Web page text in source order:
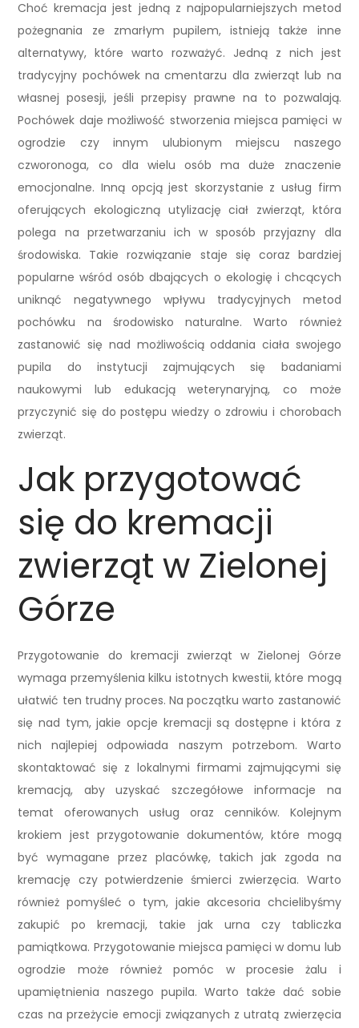
Choć kremacja jest jedną z najpopularniejszych metod
pożegnania ze zmarłym pupilem, istnieją także inne
alternatywy, które warto rozważyć. Jedną z nich jest
tradycyjny pochówek na cmentarzu dla zwierząt lub na
własnej posesji, jeśli przepisy prawne na to pozwalają.
Pochówek daje możliwość stworzenia miejsca pamięci w
ogrodzie czy innym ulubionym miejscu naszego
czworonoga, co dla wielu osób ma duże znaczenie
emocjonalne. Inną opcją jest skorzystanie z usług firm
oferujących ekologiczną utylizację ciał zwierząt, która
polega na przetwarzaniu ich w sposób przyjazny dla
środowiska. Takie rozwiązanie staje się coraz bardziej
popularne wśród osób dbających o ekologię i chcących
uniknąć negatywnego wpływu tradycyjnych metod
pochówku na środowisko naturalne. Warto również
zastanowić się nad możliwością oddania ciała swojego
pupila do instytucji zajmujących się badaniami
naukowymi lub edukacją weterynaryjną, co może
przyczynić się do postępu wiedzy o zdrowiu i chorobach
zwierząt.
Jak przygotować
się do kremacji
zwierząt w Zielonej
Górze
Przygotowanie do kremacji zwierząt w Zielonej Górze
wymaga przemyślenia kilku istotnych kwestii, które mogą
ułatwić ten trudny proces. Na początku warto zastanowić
się nad tym, jakie opcje kremacji są dostępne i która z
nich najlepiej odpowiada naszym potrzebom. Warto
skontaktować się z lokalnymi firmami zajmującymi się
kremacją, aby uzyskać szczegółowe informacje na
temat oferowanych usług oraz cenników. Kolejnym
krokiem jest przygotowanie dokumentów, które mogą
być wymagane przez placówkę, takich jak zgoda na
kremację czy potwierdzenie śmierci zwierzęcia. Warto
również pomyśleć o tym, jakie akcesoria chcielibyśmy
zakupić po kremacji, takie jak urna czy tabliczka
pamiątkowa. Przygotowanie miejsca pamięci w domu lub
ogrodzie może również pomóc w procesie żalu i
upamiętnienia naszego pupila. Warto także dać sobie
czas na przeżycie emocji związanych z utratą zwierzęcia